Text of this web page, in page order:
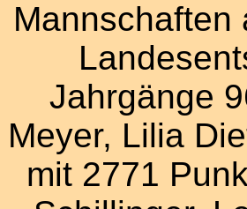
Mannschaften
Jahrgänge
Meyer, Lilia
mit 2771